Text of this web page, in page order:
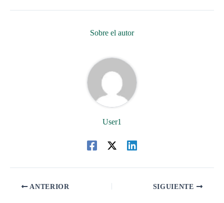
Sobre el autor
User1
ANTERIOR SIGUIENTE